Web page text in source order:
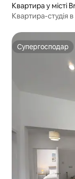
Квартира у місті
Квартира-студія
Супергосподар
Супергосподар